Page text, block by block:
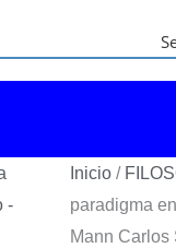
Inicio /
paradigma
Mann Carlos